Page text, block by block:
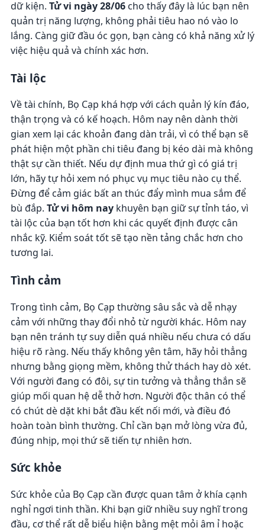
dữ kiện. Tử vi ngày 28/06cho thấy đây là lúc bạn nên
quản trị năng lượng, không phải tiêu hao nó vào lo
lắng. Càng giữ đầu óc gọn, bạn càng có khả năng xử lý
việc hiệu quả và chính xác hơn.
Tài lộc
Về tài chính, Bọ Cạp khá hợp với cách quản lý kín đáo,
thận trọng và có kế hoạch. Hôm nay nên dành thời
gian xem lại các khoản đang dàn trải, vì có thể bạn sẽ
phát hiện một phần chi tiêu đang bị kéo dài mà không
thật sự cần thiết. Nếu dự định mua thứ gì có giá trị
lớn, hãy tự hỏi xem nó phục vụ mục tiêu nào cụ thể.
Đừng để cảm giác bất an thúc đẩy mình mua sắm để
bù đắp. Tử vi hôm naykhuyên bạn giữ sự tỉnh táo, vì
tài lộc của bạn tốt hơn khi các quyết định được cân
nhắc kỹ. Kiểm soát tốt sẽ tạo nền tảng chắc hơn cho
tương lai.
Tình cảm
Trong tình cảm, Bọ Cạp thường sâu sắc và dễ nhạy
cảm với những thay đổi nhỏ từ người khác. Hôm nay
bạn nên tránh tự suy diễn quá nhiều nếu chưa có dấu
hiệu rõ ràng. Nếu thấy không yên tâm, hãy hỏi thẳng
nhưng bằng giọng mềm, không thử thách hay dò xét.
Với người đang có đôi, sự tin tưởng và thẳng thắn sẽ
giúp mối quan hệ dễ thở hơn. Người độc thân có thể
có chút dè dặt khi bắt đầu kết nối mới, và điều đó
hoàn toàn bình thường. Chỉ cần bạn mở lòng vừa đủ,
đúng nhịp, mọi thứ sẽ tiến tự nhiên hơn.
Sức khỏe
Sức khỏe của Bọ Cạp cần được quan tâm ở khía cạnh
nghỉ ngơi tinh thần. Khi bạn giữ nhiều suy nghĩ trong
đầu, cơ thể rất dễ biểu hiện bằng mệt mỏi âm ỉ hoặc